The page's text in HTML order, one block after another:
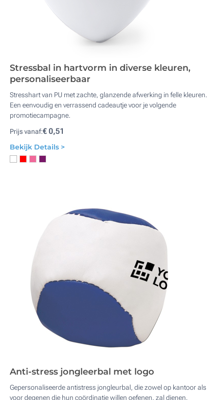
Stressbal in hartvorm in diverse kleuren,
personaliseerbaar
Stresshart van PU met zachte, glanzende afwerking in felle kleuren.
Een eenvoudig en verrassend cadeautje voor je volgende
promotiecampagne.
Prijs vanaf:€ 0,51
Bekijk Details >
Anti-stress jongleerbal met logo
Gepersonaliseerde antistress jongleurbal, die zowel op kantoor als
voor degenen die hun coördinatie willen oefenen, zal dienen.